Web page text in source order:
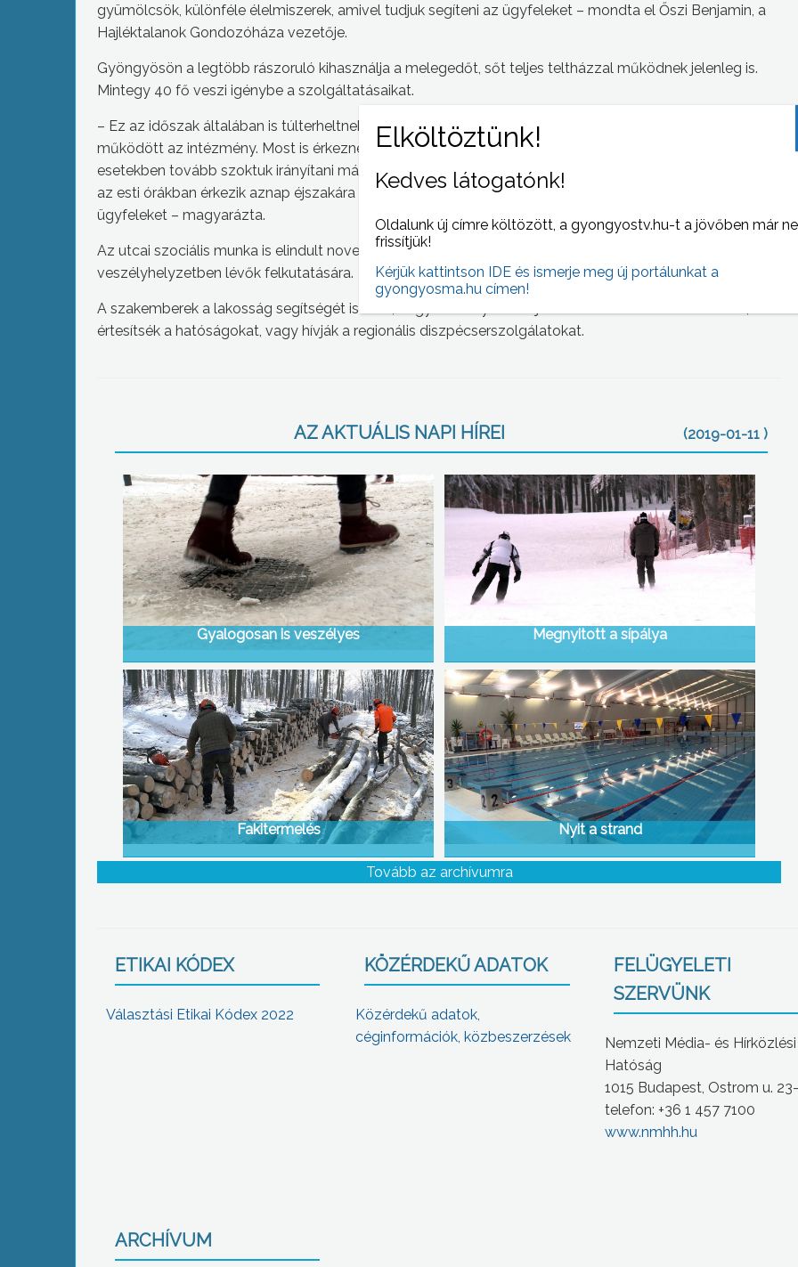
gyümölcsök, különféle élelmiszerek, amivel tudjuk segíteni az ügyfeleket – mondta el Őszi Benjamin, a
Hajléktalanok Gondozóháza vezetője.
Gyöngyösön a legtöbb rászoruló kihasználja a melegedőt, sőt teljes teltházzal működnek jelenleg is.
Mintegy 40 fő veszi igénybe a szolgáltatásaikat.
– Ez az időszak általában is túlterheltnek mondható, de most már az elmúlt 1 évben teltházzal
működött az intézmény. Most is érkeznek igények, vagy jelzések, hogy szeretnének jönni, ilyen
esetekben tovább szoktuk irányítani más hajléktalanellátó intézménybe az ügyfeleket. Nyilván, hogyha
az esti órákban érkezik aznap éjszakára a folyosón, vagy pótágyon megpróbáljuk elhelyezni az
ügyfeleket – magyarázta.
Az utcai szociális munka is elindult novembertől, így minden nap 6-tól este 10 óráig járják az utcákat a
veszélyhelyzetben lévők felkutatására.
A szakemberek a lakosság segítségét is kérik, hogy amennyiben hajléktalan embert látnak az utcán,
értesítsék a hatóságokat, vagy hívják a regionális diszpécserszolgálatokat.
AZ AKTUÁLIS NAPI HÍREI (2019-01-11 )
Gyalogosan is veszélyes Megnyitott a sípálya
Fakitermelés Nyit a strand
Tovább az archívumra
ETIKAI KÓDEX
Választási Etikai Kódex 2022
KÖZÉRDEKŰ ADATOK
Közérdekű adatok,
céginformációk, közbeszerzések
FELÜGYELETI
SZERVÜNK
Nemzeti Média- és Hírközlési
Hatóság
1015 Budapest, Ostrom u.
telefon: +36 1 457 7100
www.nmhh.hu
ARCHÍVUM
Kedves látogatónk!
Oldalunk új címre költözött, a gyongyostv.hu-t a jövőben már
frissítjük!
Kérjük kattintson IDE és ismerje meg új portálunkat a
gyongyosma.hu címen!